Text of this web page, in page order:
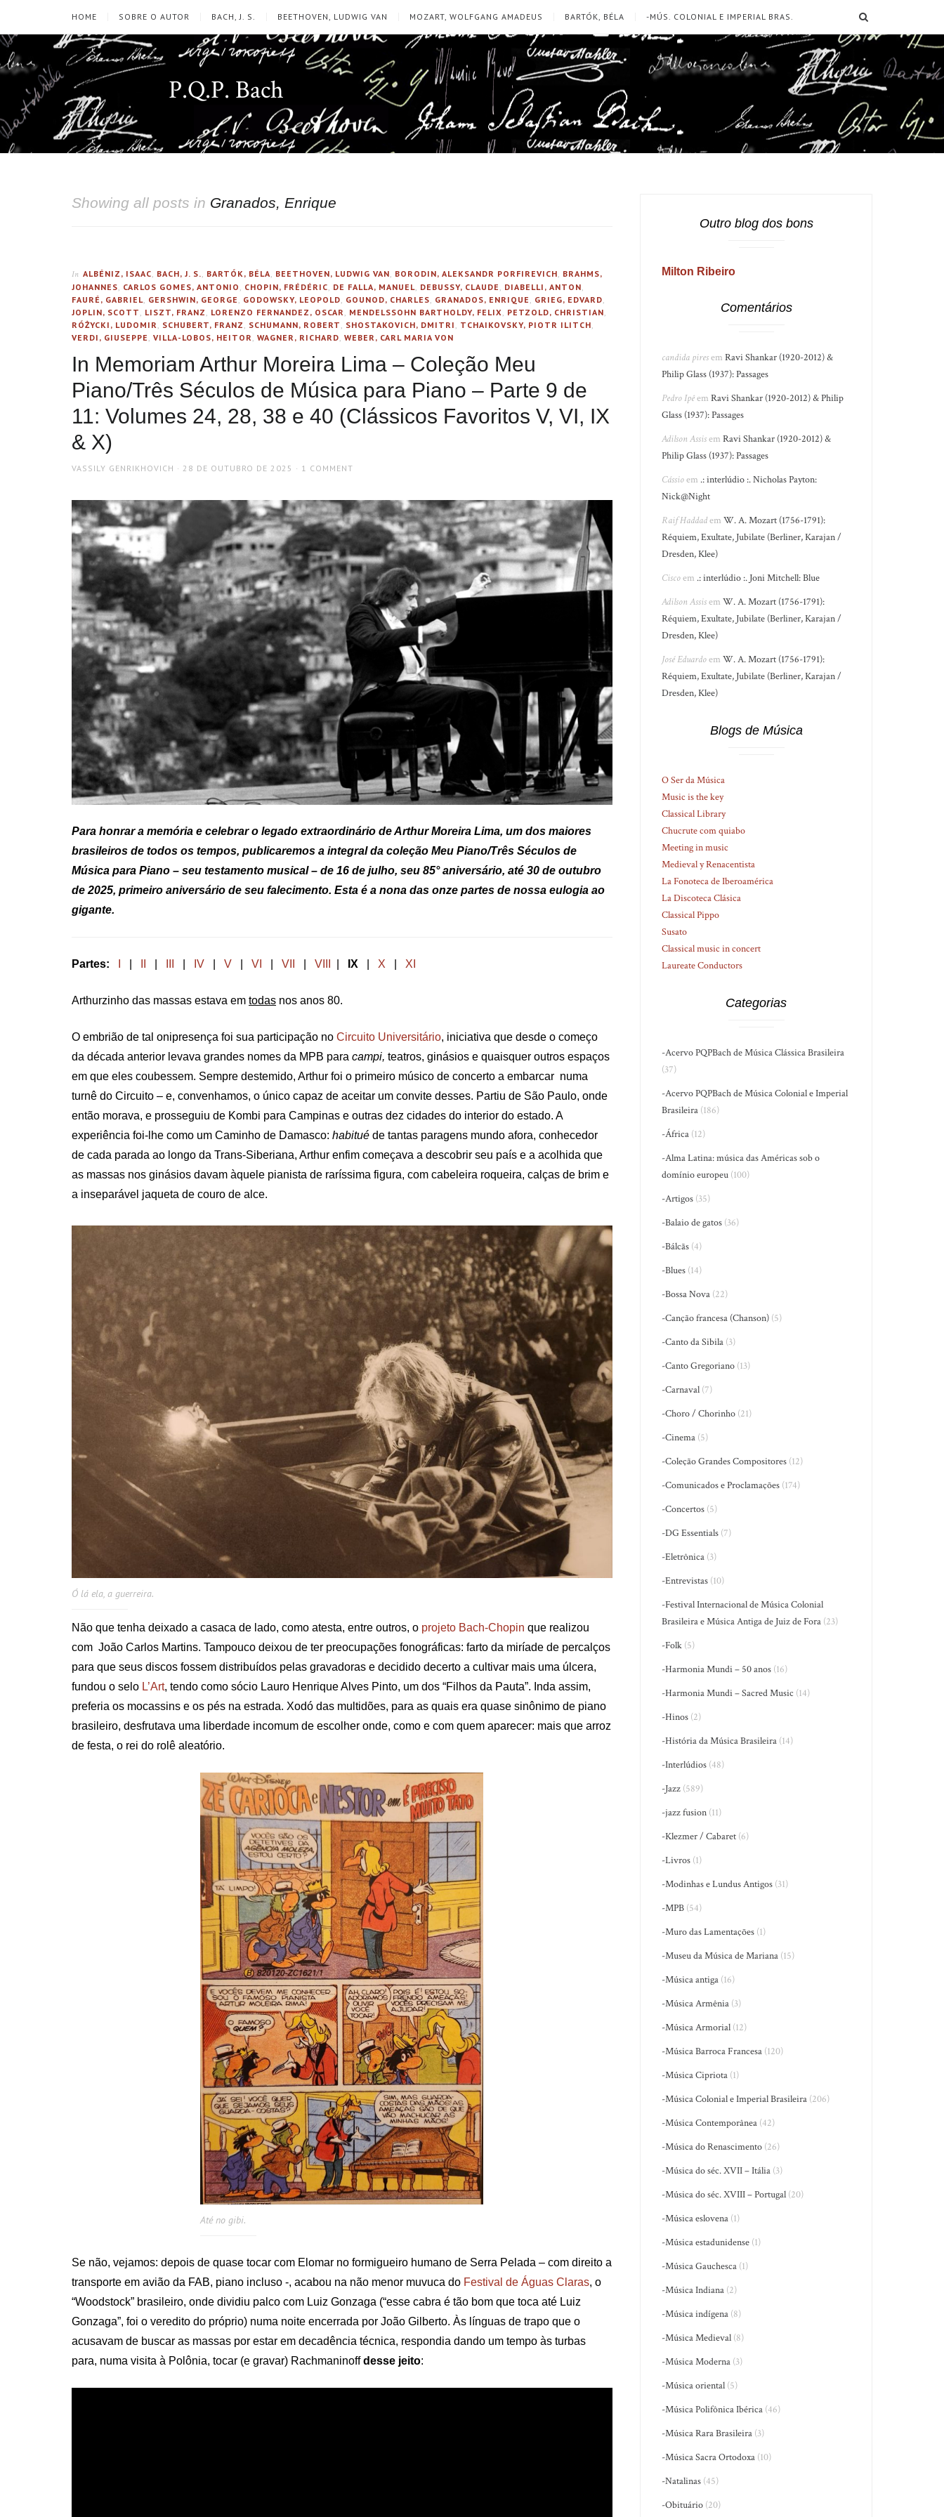
HOME SOBRE O AUTOR BACH, J. S. BEETHOVEN, LUDWIG VAN MOZART, WOLFGANG AMADEUS BARTÓK, BÉLA -MÚS. COLONIAL E IMPERIAL BRAS.
P.Q.P. Bach
Showing all posts in Granados, Enrique
In ALBÉNIZ, ISAAC BACH, J. S. BARTÓK, BÉLA BEETHOVEN, LUDWIG VAN BORODIN, ALEKSANDR PORFIREVICH BRAHMS,
JOHANNES CARLOS GOMES, ANTONIO CHOPIN, FRÉDÉRIC DE FALLA, MANUEL DEBUSSY, CLAUDE DIABELLI, ANTON
FAURÉ, GABRIEL GERSHWIN, GEORGE GODOWSKY, LEOPOLD GOUNOD, CHARLES GRANADOS, ENRIQUE GRIEG, EDVARD
JOPLIN, SCOTT
LISZT, FRANZ LORENZO FERNANDEZ, OSCAR MENDELSSOHN BARTHOLDY, FELIX PETZOLD, CHRISTIAN
RÓŻYCKI, LUDOMIR
SCHUBERT, FRANZ SCHUMANN, ROBERT SHOSTAKOVICH, DMITRI TCHAIKOVSKY, PIOTR ILITCH
VERDI, GIUSEPPE VILLA-LOBOS, HEITOR WAGNER, RICHARD WEBER, CARL MARIA VON
In Memoriam Arthur Moreira Lima – Coleção Meu
Piano/Três Séculos de Música para Piano – Parte 9 de
11: Volumes 24, 28, 38 e 40 (Clássicos Favoritos V, VI, IX
& X)
AUTHOR
VASSILY GENRIKHOVICH
POSTED
28 DE OUTUBRO DE 2025 1 COMMENT
Para honrar a memória e celebrar o legado extraordinário de Arthur Moreira Lima, um dos maiores
brasileiros de todos os tempos, publicaremos a integral da coleção Meu Piano/Três Séculos de
Música para Piano – seu testamento musical – de 16 de julho, seu 85° aniversário, até 30 de outubro
de 2025, primeiro aniversário de seu falecimento. Esta é a nona das onze partes de nossa eulogia ao
gigante.
Partes: IV V VI VII VIII IX X XI
Arthurzinho das massas estava em todas nos anos 80.
O embrião de tal onipresença foi sua participação no Circuito Universitário, iniciativa que desde o começo
da década anterior levava grandes nomes da MPB para campi, teatros, ginásios e quaisquer outros espaços
em que eles coubessem. Sempre destemido, Arthur foi o primeiro músico de concerto a embarcar numa
turnê do Circuito – e, convenhamos, o único capaz de aceitar um convite desses. Partiu de São Paulo, onde
então morava, e prosseguiu de Kombi para Campinas e outras dez cidades do interior do estado. A
experiência foi-lhe como um Caminho de Damasco: habitué de tantas paragens mundo afora, conhecedor
de cada parada ao longo da Trans-Siberiana, Arthur enfim começava a descobrir seu país e a acolhida que
as massas nos ginásios davam àquele pianista de raríssima figura, com cabeleira roqueira, calças de brim e
a inseparável jaqueta de couro de alce.
Ó lá ela, a guerreira.
Não que tenha deixado a casaca de lado, como atesta, entre outros, o projeto Bach-Chopin que realizou
com João Carlos Martins. Tampouco deixou de ter preocupações fonográficas: farto da miríade de percalços
para que seus discos fossem distribuídos pelas gravadoras e decidido decerto a cultivar mais uma úlcera,
fundou o selo L’Art, tendo como sócio Lauro Henrique Alves Pinto, um dos “Filhos da Pauta”. Inda assim,
preferia os mocassins e os pés na estrada. Xodó das multidões, para as quais era quase sinônimo de piano
brasileiro, desfrutava uma liberdade incomum de escolher onde, como e com quem aparecer: mais que arroz
de festa, o rei do rolê aleatório.
Até no gibi.
Se não, vejamos: depois de quase tocar com Elomar no formigueiro humano de Serra Pelada – com direito a
transporte em avião da FAB, piano incluso -, acabou na não menor muvuca do Festival de Águas Claras, o
“Woodstock” brasileiro, onde dividiu palco com Luiz Gonzaga (“esse cabra é tão bom que toca até Luiz
Gonzaga”, foi o veredito do próprio) numa noite encerrada por João Gilberto. Às línguas de trapo que o
acusavam de buscar as massas por estar em decadência técnica, respondia dando um tempo às turbas
para, numa visita à Polônia, tocar (e gravar) Rachmaninoffdesse jeito:
Outro blog dos bons
Milton Ribeiro
Comentários
candida piresemRavi Shankar (1920-2012) &
Philip Glass (1937): Passages
Pedro IpêemRavi Shankar (1920-2012) & Philip
Glass (1937): Passages
Adilson AssisemRavi Shankar (1920-2012) &
Philip Glass (1937): Passages
Cássioem .: interlúdio :. Nicholas Payton:
Nick@Night
Raif HaddademW. A. Mozart (1756-1791):
Réquiem, Exultate, Jubilate (Berliner, Karajan /
Dresden, Klee)
Ciscoem .: interlúdio :. Joni Mitchell: Blue
Adilson AssisemW. A. Mozart (1756-1791):
Réquiem, Exultate, Jubilate (Berliner, Karajan /
Dresden, Klee)
José EduardoemW. A. Mozart (1756-1791):
Réquiem, Exultate, Jubilate (Berliner, Karajan /
Dresden, Klee)
Blogs de Música
O Ser da Música
Music is the key
Classical Library
Chucrute com quiabo
Meeting in music
Medieval y Renacentista
La Fonoteca de Iberoamérica
La Discoteca Clásica
Classical Pippo
Susato
Classical music in concert
Laureate Conductors
Categorias
-Acervo PQPBach de Música Clássica Brasileira
(37)
-Acervo PQPBach de Música Colonial e Imperial
Brasileira (186)
-África (12)
-Alma Latina: música das Américas sob o
domínio europeu (100)
-Artigos (35)
-Balaio de gatos (36)
-Bálcãs (4)
-Blues (14)
-Bossa Nova (22)
-Canção francesa (Chanson) (5)
-Canto da Sibila (3)
-Canto Gregoriano (13)
-Carnaval (7)
-Choro / Chorinho (21)
-Cinema (5)
-Coleção Grandes Compositores (12)
-Comunicados e Proclamações (174)
-Concertos (5)
-DG Essentials (7)
-Eletrônica (3)
-Entrevistas (10)
-Festival Internacional de Música Colonial
Brasileira e Música Antiga de Juiz de Fora (23)
-Folk (5)
-Harmonia Mundi – 50 anos (16)
-Harmonia Mundi – Sacred Music (14)
-Hinos (2)
-História da Música Brasileira (14)
-Interlúdios (48)
-Jazz (589)
-jazz fusion (11)
-Klezmer / Cabaret (6)
-Livros (1)
-Modinhas e Lundus Antigos (31)
-MPB (54)
-Muro das Lamentações (1)
-Museu da Música de Mariana (15)
-Música antiga (16)
-Música Armênia (3)
-Música Armorial (12)
-Música Barroca Francesa (120)
-Música Cipriota (1)
-Música Colonial e Imperial Brasileira (206)
-Música Contemporânea (42)
-Música do Renascimento (26)
-Música do séc. XVII – Itália (3)
-Música do séc. XVIII – Portugal (20)
-Música eslovena (1)
-Música estadunidense (1)
-Música Gauchesca (1)
-Música Indiana (2)
-Música indígena (8)
-Música Medieval (8)
-Música Moderna (3)
-Música oriental (5)
-Música Polifônica Ibérica (46)
-Música Rara Brasileira (3)
-Música Sacra Ortodoxa (10)
-Natalinas (45)
-Obituário (20)